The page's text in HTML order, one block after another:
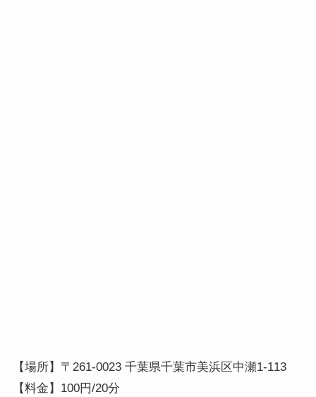
【場所】〒261-0023 千葉県千葉市美浜区中瀬1-113
【料金】100円/20分